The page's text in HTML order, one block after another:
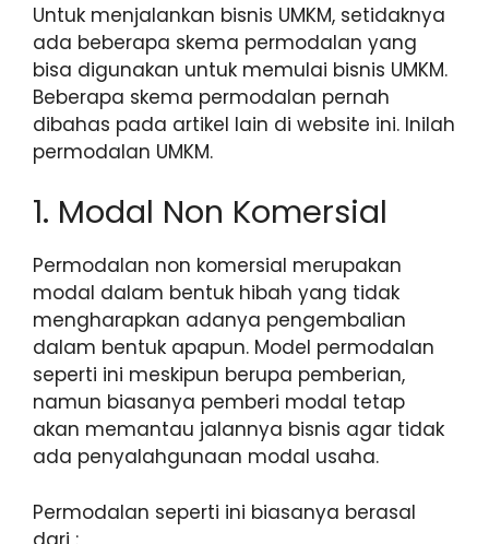
Untuk menjalankan bisnis UMKM, setidaknya
ada beberapa skema permodalan yang
bisa digunakan untuk memulai bisnis UMKM.
Beberapa skema permodalan pernah
dibahas pada artikel lain di website ini. Inilah
permodalan UMKM.
1. Modal Non Komersial
Permodalan non komersial merupakan
modal dalam bentuk hibah yang tidak
mengharapkan adanya pengembalian
dalam bentuk apapun. Model permodalan
seperti ini meskipun berupa pemberian,
namun biasanya pemberi modal tetap
akan memantau jalannya bisnis agar tidak
ada penyalahgunaan modal usaha.
Permodalan seperti ini biasanya berasal